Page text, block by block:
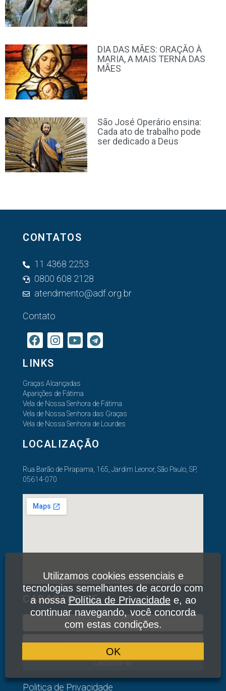
DIA DAS MÃES: ORAÇÃO À
MARIA, A MAIS TERNA DAS
MÃES
São José Operário ensina:
Cada ato de trabalho pode
ser dedicado a Deus
CONTATOS
11 4368 2253
0800 608 2128
atendimento@adf.org.br
Contato
LINKS
Graças Alcançadas
Aparições de Fátima
Vela de Nossa Senhora de Fátima
Vela de Nossa Senhora das Graças
Vela de Nossa Senhora de Lourdes
LOCALIZAÇÃO
Rua Barão de Pirapama, 165, Jardim Leonor, São Paulo, SP,
05614-070
CADASTRE-SE
Cadastre-se
Politica de Privacidade
Utilizamos cookies essenciais e
tecnologias semelhantes de acordo com
a nossaPolítica de Privacidadee, ao
continuar navegando, você concorda
com estas condições.
OK